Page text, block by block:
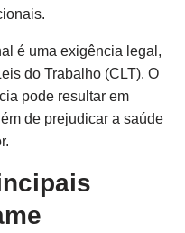
é uma exigência legal,
do Trabalho (CLT). O
pode resultar em
de prejudicar a saúde